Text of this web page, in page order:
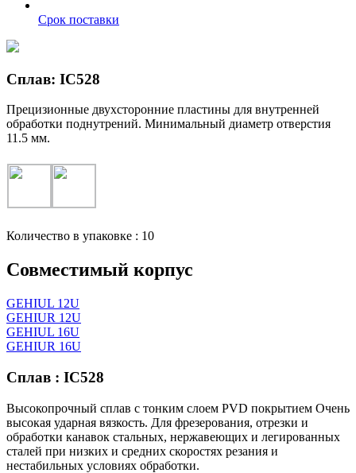
Срок поставки
Сплав: IC528
Прецизионные двухсторонние пластины для внутренней
обработки поднутрений. Минимальный диаметр отверстия
11.5 мм.
Количество в упаковке : 10
Совместимый корпус
GEHIUL 12U
GEHIUR 12U
GEHIUL 16U
GEHIUR 16U
Сплав : IC528
Высокопрочный сплав с тонким слоем PVD покрытием Очень
высокая ударная вязкость. Для фрезерования, отрезки и
обработки канавок стальных, нержавеющих и легированных
сталей при низких и средних скоростях резания и
нестабильных условиях обработки.